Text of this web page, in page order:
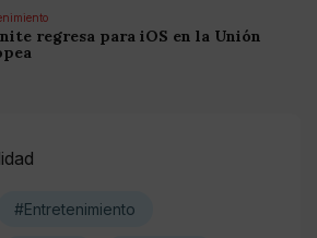
regresa para iOS en la Unión
#Entretenimiento